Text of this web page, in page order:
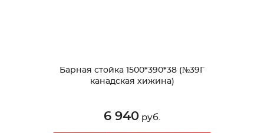
Барная стойка 1500*390*38 (№39Г
канадская хижина)
6 940 руб.